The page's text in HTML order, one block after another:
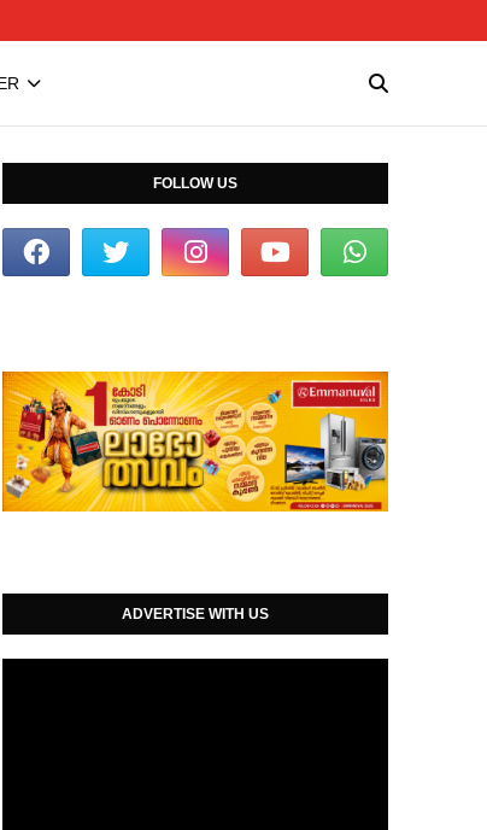
FOLLOW US
ADVERTISE WITH US